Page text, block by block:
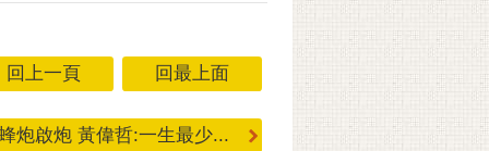
回上一頁 回最上面
炮啟炮 黃偉哲:一生最少...